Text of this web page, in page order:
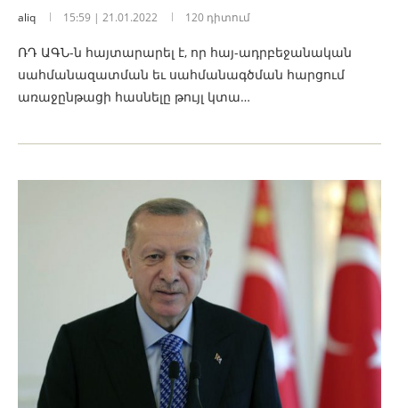
aliq 15:59 | 21.01.2022 120 դիտում
ՌԴ ԱԳՆ-ն հայտարարել է, որ հայ-ադրբեջանական
սահմանազատման եւ սահմանագծման հարցում
առաջընթացի հասնելը թույլ կտա…